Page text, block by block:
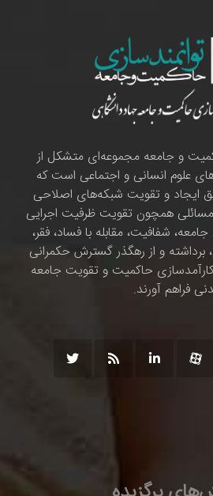
و جامعه مجموعه‌ای متشکل از
علوم انسانی و اجتماعی است که
ایجاد و تقویت شبکه‌های اصلاحی
مسائلی همچون تقویت ظرفیت اجرایی
شفافیت، مقابله با فساد، فقر،
برداشته و از رهگذر گسترش حکمرانی
کارآمدسازی حاکمیت و تقویت جامعه
فراهم آورند.